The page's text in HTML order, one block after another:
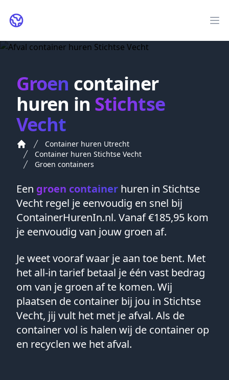
ContainerHurenIn.nl
Groen container
huren in Stichtse
Vecht
Container huren Utrecht
Container huren Stichtse Vecht
Groen containers
Een groen container huren in Stichtse
Vecht regel je eenvoudig en snel bij
ContainerHurenIn.nl. Vanaf €185,95 kom
je eenvoudig van jouw groen af.
Je weet vooraf waar je aan toe bent. Met
het all-in tarief betaal je één vast bedrag
om van je groen af te komen. Wij
plaatsen de container bij jou in Stichtse
Vecht, jij vult het met je afval. Als de
container vol is halen wij de container op
en recyclen we het afval.